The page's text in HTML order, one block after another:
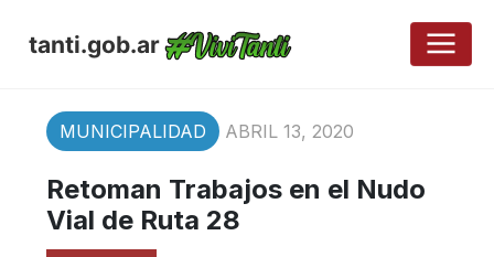
tanti.gob.ar
MUNICIPALIDAD ABRIL 13, 2020
Retoman Trabajos en el Nudo
Vial de Ruta 28